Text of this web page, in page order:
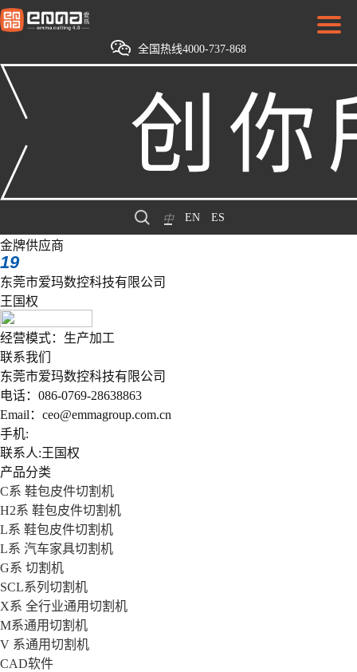
全国热线4000-737-868
中 EN ES
金牌供应商
19
东莞市爱玛数控科技有限公司
王国权
经营模式：生产加工
联系我们
东莞市爱玛数控科技有限公司
电话：086-0769-28638863
Email：ceo@emmagroup.com.cn
手机:
联系人:王国权
产品分类
C系 鞋包皮件切割机
H2系 鞋包皮件切割机
L系 鞋包皮件切割机
L系 汽车家具切割机
G系 切割机
SCL系列切割机
X系 全行业通用切割机
M系通用切割机
V 系通用切割机
CAD软件